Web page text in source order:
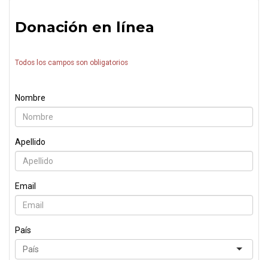
Donación en línea
Todos los campos son obligatorios
Nombre
Apellido
Email
País